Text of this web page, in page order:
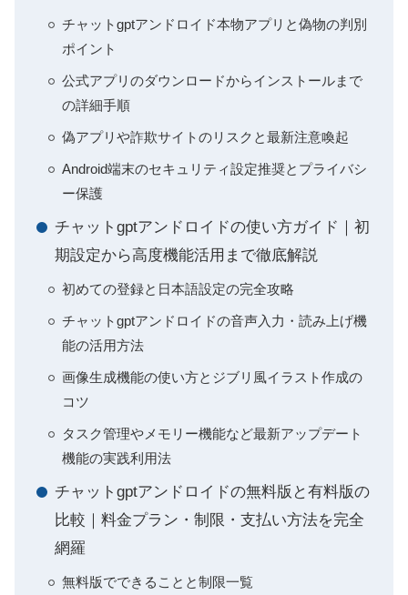
チャットgptアンドロイド本物アプリと偽物の判別
ポイント
公式アプリのダウンロードからインストールまで
の詳細手順
偽アプリや詐欺サイトのリスクと最新注意喚起
Android端末のセキュリティ設定推奨とプライバシ
ー保護
チャットgptアンドロイドの使い方ガイド｜初
期設定から高度機能活用まで徹底解説
初めての登録と日本語設定の完全攻略
チャットgptアンドロイドの音声入力・読み上げ機
能の活用方法
画像生成機能の使い方とジブリ風イラスト作成の
コツ
タスク管理やメモリー機能など最新アップデート
機能の実践利用法
チャットgptアンドロイドの無料版と有料版の
比較｜料金プラン・制限・支払い方法を完全
網羅
無料版でできることと制限一覧